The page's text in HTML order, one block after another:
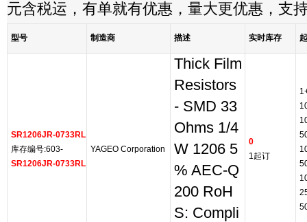
元含税运，有单就有优惠，量大更优惠，支
型号 制造商 描述 实时库存
SR1206JR-0733RL
库存编号:603-
SR1206JR-0733RL
YAGEO Corporation
Thick Film
Resistors
- SMD 33
Ohms 1/4
W 1206 5
% AEC-Q
200 RoH
S: Compli
0
1起订